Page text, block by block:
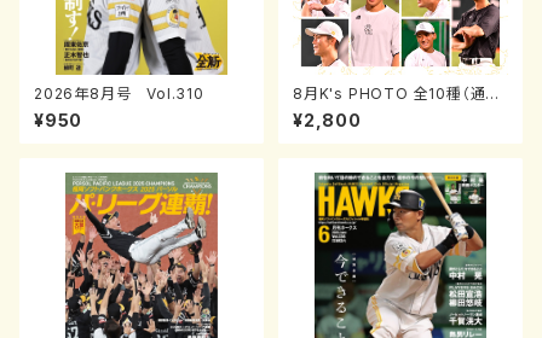
2026年8月号 Vol.310
¥950
8月K's PHOTO 全10種（通常
サイズ）
¥2,800